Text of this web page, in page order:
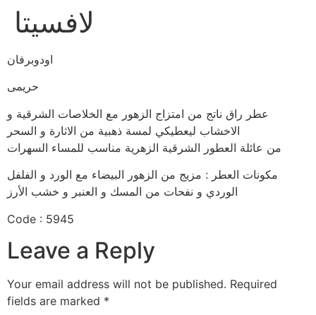
لافسيتا
اودوبرفان
حريمى
عطر راق ناتج من امتزاج الزهور مع الخلاصات الشرقية و
الاخشاب ليعطيكي لمسة ذهبية من الاثارة و السحر
من عائلة العطور الشرقية الزهرية مناسب للمساء السهرات
مكونات العطر : مزيج من الزهور البيضاء مع الورد و الفلفل
الوردي و نفحات من المسك و العنبر و خشب الأرز
Code : 5945
Leave a Reply
Your email address will not be published. Required
fields are marked *